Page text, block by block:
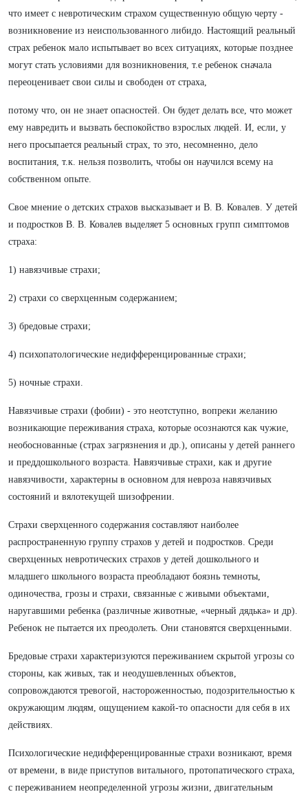
что имеет с невротическим страхом существенную общую черту -
возникновение из неиспользованного либидо. Настоящий реальный
страх ребенок мало испытывает во всех ситуациях, которые позднее
могут стать условиями для возникновения, т.е ребенок сначала
переоценивает свои силы и свободен от страха,
потому что, он не знает опасностей. Он будет делать все, что может
ему навредить и вызвать беспокойство взрослых людей. И, если, у
него просыпается реальный страх, то это, несомненно, дело
воспитания, т.к. нельзя позволить, чтобы он научился всему на
собственном опыте.
Свое мнение о детских страхов высказывает и В. В. Ковалев. У детей
и подростков В. В. Ковалев выделяет 5 основных групп симптомов
страха:
1) навязчивые страхи;
2) страхи со сверхценным содержанием;
3) бредовые страхи;
4) психопатологические недифференцированные страхи;
5) ночные страхи.
Навязчивые страхи (фобии) - это неотступно, вопреки желанию
возникающие переживания страха, которые осознаются как чужие,
необоснованные (страх загрязнения и др.), описаны у детей раннего
и преддошкольного возраста. Навязчивые страхи, как и другие
навязчивости, характерны в основном для невроза навязчивых
состояний и вялотекущей шизофрении.
Страхи сверхценного содержания составляют наиболее
распространенную группу страхов у детей и подростков. Среди
сверхценных невротических страхов у детей дошкольного и
младшего школьного возраста преобладают боязнь темноты,
одиночества, грозы и страхи, связанные с живыми объектами,
наругавшими ребенка (различные животные, «черный дядька» и др).
Ребенок не пытается их преодолеть. Они становятся сверхценными.
Бредовые страхи характеризуются переживанием скрытой угрозы со
стороны, как живых, так и неодушевленных объектов,
сопровождаются тревогой, настороженностью, подозрительностью к
окружающим людям, ощущением какой-то опасности для себя в их
действиях.
Психологические недифференцированные страхи возникают, время
от времени, в виде приступов витального, протопатического страха,
с переживанием неопределенной угрозы жизни, двигательным